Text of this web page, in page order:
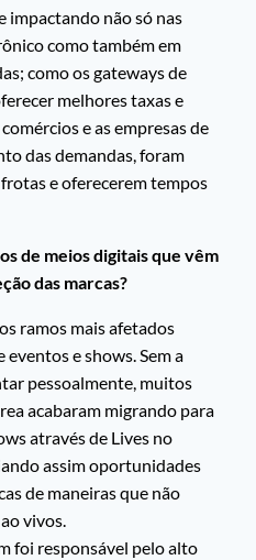
impactando não só nas
como também em
como os gateways de
melhores taxas e
e as empresas de
das demandas, foram
e oferecerem tempos
de meios digitais que vêm
das marcas?
ramos mais afetados
e shows. Sem a
pessoalmente, muitos
acabaram migrando para
através de Lives no
assim oportunidades
de maneiras que não
vivos.
foi responsável pelo alto